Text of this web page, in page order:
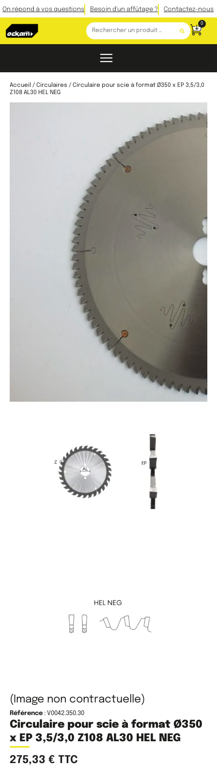
On répond à vos questions Besoin d'un affûtage ? Contactez-nous
0
Accueil / Circulaires / Circulaire pour scie à format Ø350 x EP 3,5/3,0
Z108 AL30 HEL NEG
(Image non contractuelle)
Référence : V0042.350.30
Circulaire pour scie à format Ø350
x EP 3,5/3,0 Z108 AL30 HEL NEG
275,33 € TTC